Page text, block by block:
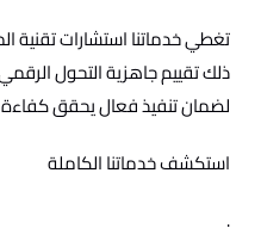
تغطي خدماتنا استشارات تقنية
ذلك تقييم جاهزية التحول
لضمان تنفيذ فعال يحقق
استكشف خدماتنا الكاملة
.​